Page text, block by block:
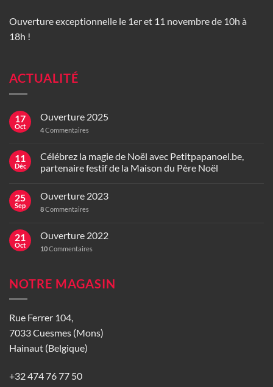
Ouverture exceptionnelle le 1er et 11 novembre de 10h à
18h !
ACTUALITÉ
17
Oct
Ouverture 2025
4Commentaires
11
Déc
Célébrez la magie de Noël avec Petitpapanoel.be,
partenaire festif de la Maison du Père Noël
25
Sep
Ouverture 2023
8Commentaires
21
Oct
Ouverture 2022
10Commentaires
NOTRE MAGASIN
Rue Ferrer 104,
7033 Cuesmes (Mons)
Hainaut (Belgique)
+32 474 76 77 50